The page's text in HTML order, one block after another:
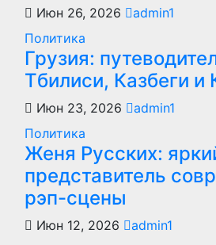
Июн 26, 2026
admin1
Политика
Грузия:
Тбилиси, Казбеги и
Июн 23, 2026
admin1
Политика
Женя Русских:
представитель
рэп-сцены
Июн 12, 2026 admin1